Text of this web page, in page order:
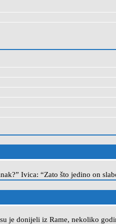
Ivica: “Zato što jedino on
je donijeli iz Rame, nekoliko